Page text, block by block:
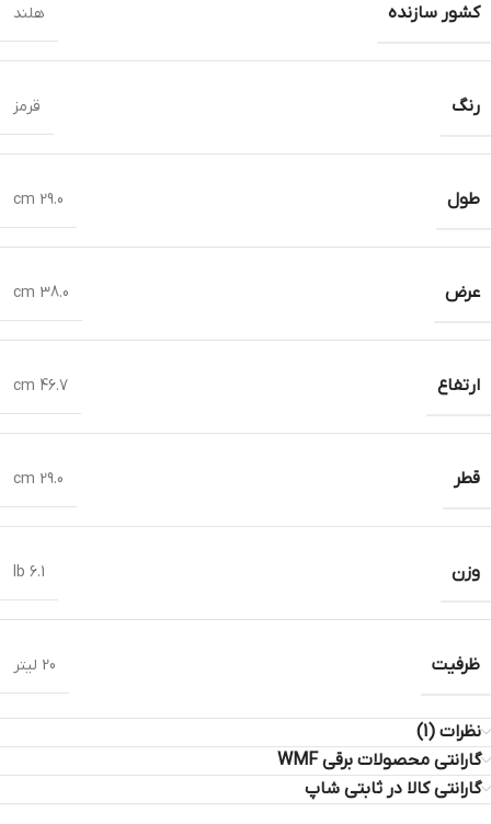
کشور سازنده هلند
رنگ قرمز
طول 29.0 cm
عرض 38.0 cm
ارتفاع 46.7 cm
قطر 29.0 cm
وزن 6.1 lb
ظرفیت 20 لیتر
نظرات (1)
گارانتی محصولات برقی WMF
گارانتی کالا در ثابتی شاپ